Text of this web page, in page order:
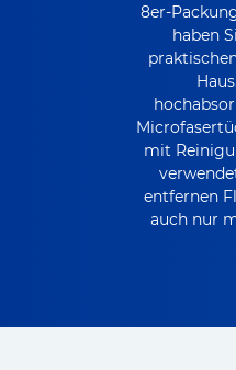
8er-
haben
mit
entfernen
auch nur